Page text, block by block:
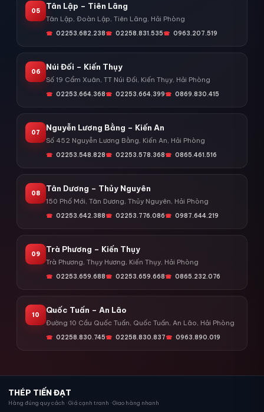
05
Tân Lập – Tiên Lãng
Tân Lập, Đoàn Lập, Tiên Lãng, Hải Phòng
02253.682.238 02258.831.535 0963.207.519
06
Núi Đối – Kiến Thụy
Số 19 Cẩm Xuân, TT Núi Đối, Kiến Thụy, Hải Phòng
02253.664.368 02253.664.399 0869.830.415
07
Nguyễn Lương Bằng – Kiến An
Số 452 Nguyễn Lương Bằng, Kiến An, Hải Phòng
02253.548.828 02253.578.368 0865.461.516
08
Tân Dương – Thủy Nguyên
150 Phố Mới, Tân Dương, Thủy Nguyên, Hải Phòng
02253.642.388 02253.776.086 0987.644.219
09
Trà Phương – Kiến Thụy
Trà Phương, Thụy Hương, Kiến Thụy, Hải Phòng
02253.659.688 02253.659.668 0865.232.076
10
Quốc Tuấn – An Lão
Đường 10 Cầu Quốc Tuấn, Quốc Tuấn, An Lão, Hải Phòng
02258.830.745 02258.830.837 0963.890.019
THÉP TIẾN ĐẠT
Hàng đúng quy cách · Giá cạnh tranh · Giao hàng nhanh